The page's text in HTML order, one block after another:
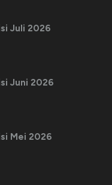
Juli 2026
Juni 2026
Mei 2026